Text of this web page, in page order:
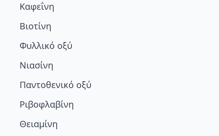
Καφεΐνη
Βιοτίνη
Φυλλικό οξύ
Νιασίνη
Παντοθενικό οξύ
Ριβοφλαβίνη
Θειαμίνη